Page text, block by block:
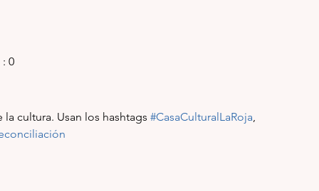
0
cultura. Usan los hashtags #CasaCulturalLaRoja